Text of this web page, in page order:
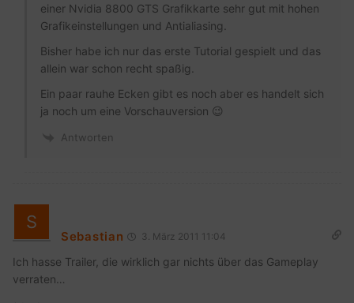
einer Nvidia 8800 GTS Grafikkarte sehr gut mit hohen
Grafikeinstellungen und Antialiasing.
Bisher habe ich nur das erste Tutorial gespielt und das
allein war schon recht spaßig.
Ein paar rauhe Ecken gibt es noch aber es handelt sich
ja noch um eine Vorschauversion 😉
Antworten
Sebastian 3. März 2011 11:04
Ich hasse Trailer, die wirklich gar nichts über das Gameplay
verraten…